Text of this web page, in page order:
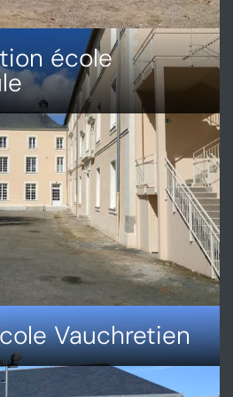
école
DÉCOUVRIR
RESTRUCTURATION
ÉCOLE
SAINTE-
URSULE
Vauchretien
DÉCOUVRIR
EXTENSION